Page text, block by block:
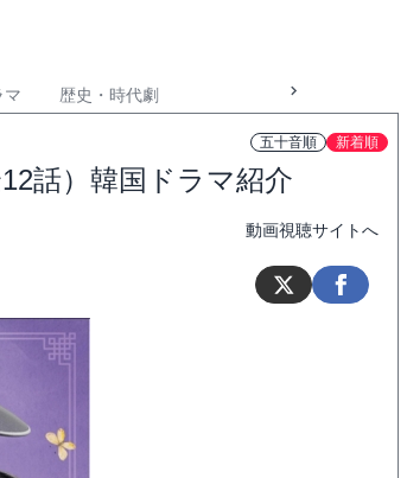
マ 歴史・時代劇
五十音順 新着順
話）韓国ドラマ紹介
動画視聴サイトへ